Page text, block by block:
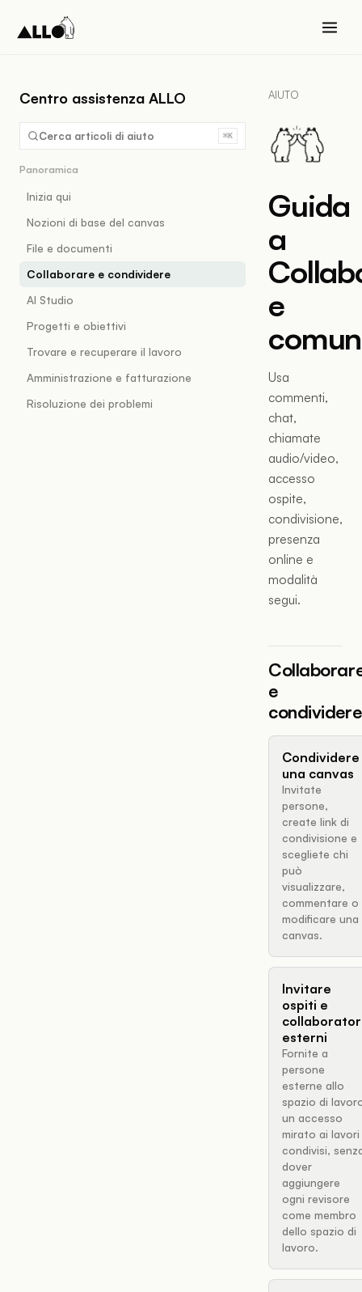
Centro assistenza ALLO
Cerca articoli di aiuto ⌘K
Panoramica
Inizia qui
Nozioni di base del canvas
File e documenti
Collaborare e condividere
AI Studio
Progetti e obiettivi
Trovare e recuperare il lavoro
Amministrazione e fatturazione
Risoluzione dei problemi
AIUTO
Guida
a
e
Usa
commenti,
chat,
chiamate
audio/video,
accesso
ospite,
condivisione,
presenza
online e
modalità
segui.
e
condividere
Condividere
una canvas
Invitate
persone,
create link di
condivisione e
scegliete chi
può
visualizzare,
commentare o
modificare una
canvas.
Invitare
ospiti e
esterni
Fornite a
persone
esterne allo
spazio di
un accesso
mirato ai lavori
condivisi,
dover
aggiungere
ogni revisore
come membro
dello spazio di
lavoro.